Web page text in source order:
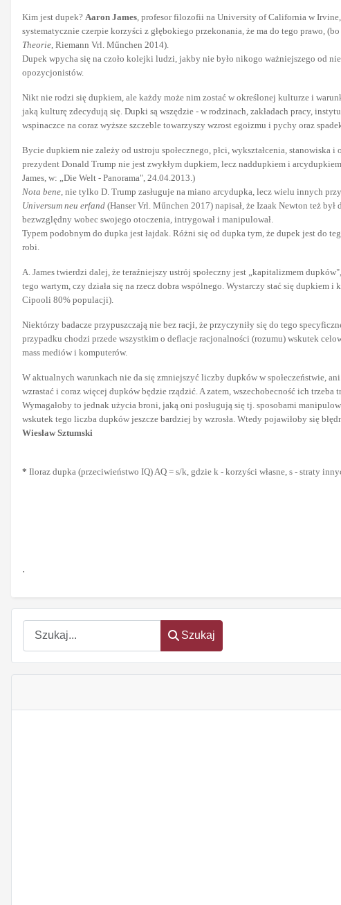
Szukaj
Szukaj
Kim jest dupek? Aaron James , profesor filozofii na University of California w
systematycznie czerpie korzyści z głębokiego przekonania, że ma do tego prawo,
Theorie , Riemann Vrl. Műnchen 2014).
Dupek wpycha się na czoło kolejki ludzi, jakby nie było nikogo ważniejszego od
opozycjonistów.
Nikt nie rodzi się dupkiem, ale każdy może nim zostać w określonej kulturze i
jaką kulturę zdecydują się. Dupki są wszędzie - w rodzinach, zakładach pracy,
wspinaczce na coraz wyższe szczeble towarzyszy wzrost egoizmu i pychy oraz
Bycie dupkiem nie zależy od ustroju społecznego, płci, wykształcenia, stanowiska
prezydent Donald Trump nie jest zwykłym dupkiem, lecz naddupkiem i
James, w: „Die Welt - Panorama", 24.04.2013.)
Nota bene , nie tylko D. Trump zasługuje na miano arcydupka, lecz wielu innych
Universum neu erfand (Hanser Vrl. Műnchen 2017) napisał, że Izaak Newton też
bezwzględny wobec swojego otoczenia, intrygował i manipulował.
Typem podobnym do dupka jest łajdak. Różni się od dupka tym, że dupek jest do
robi.
A. James twierdzi dalej, że teraźniejszy ustrój społeczny jest „kapitalizmem
tego wartym, czy działa się na rzecz dobra wspólnego. Wystarczy stać się dupkiem
Cipooli 80% populacji).
Niektórzy badacze przypuszczają nie bez racji, że przyczyniły się do tego
przypadku chodzi przede wszystkim o deflacje racjonalności (rozumu) wskutek
mass mediów i komputerów.
W aktualnych warunkach nie da się zmniejszyć liczby dupków w społeczeństwie,
wzrastać i coraz więcej dupków będzie rządzić. A zatem, wszechobecność ich
Wymagałoby to jednak użycia broni, jaką oni posługują się tj. sposobami
wskutek tego liczba dupków jeszcze bardziej by wzrosła. Wtedy pojawiłoby się
Wiesław Sztumski
* Iloraz dupka (przeciwieństwo IQ) AQ = s/k, gdzie k - korzyści własne, s - straty
.